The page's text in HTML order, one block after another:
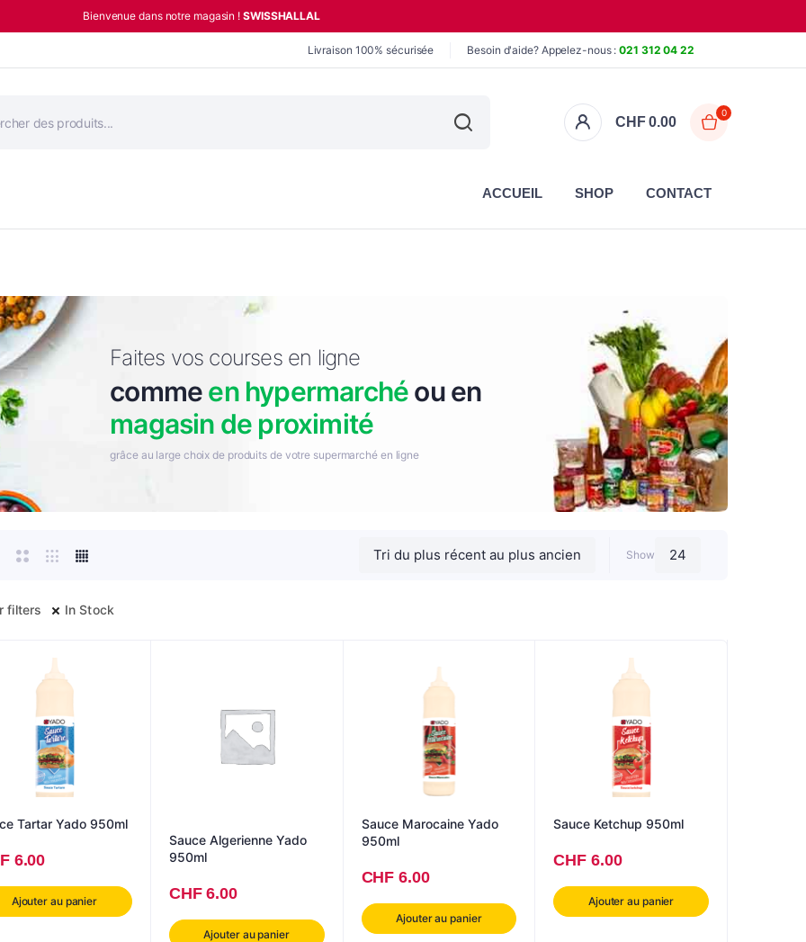
Bienvenue dans notre magasin ! SWISSHALLAL
Livraison 100% sécurisée Besoin d'aide? Appelez-nous :021 312 04 22
CHF0.00
0
ACCUEIL SHOP CONTACT
Faites vos courses en ligne
commeen hypermarchéou en
magasin de proximité
grâce au large choix de produits de votre supermarché en ligne
Show
filters In Stock
Tartar Yado 950ml
6.00
Ajouter au panier
Sauce Algerienne Yado
950ml
CHF6.00
Ajouter au panier
Sauce Marocaine Yado
950ml
CHF 6.00
Ajouter au panier
Sauce Ketchup 950ml
CHF6.00
Ajouter au panier